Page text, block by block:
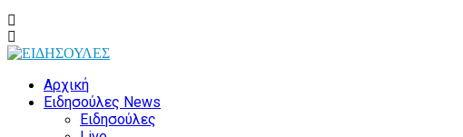
Αρχική
Ειδησούλες News
Ειδησούλες